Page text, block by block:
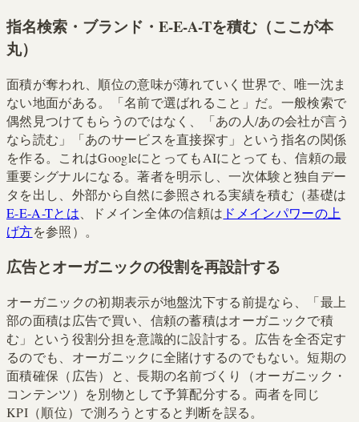
指名検索・ブランド・E-E-A-Tを積む（ここが本
丸）
面積が奪われ、順位の意味が薄れていく世界で、唯一沈ま
ない地面がある。「名前で選ばれること」だ。一般検索で
偶然見つけてもらうのではなく、「あの人/あの会社が言う
なら読む」「あのサービスを直接探す」という指名の関係
を作る。これはGoogleにとってもAIにとっても、信頼の最
重要シグナルになる。著者を明示し、一次体験と独自デー
タを出し、外部から自然に参照される実績を積む（基礎は
E-E-A-Tとは 、ドメイン全体の信頼は ドメインパワーの上
げ方を参照）。
広告とオーガニックの役割を再設計する
オーガニックの初期表示が地盤沈下する前提なら、「最上
部の面積は広告で買い、信頼の蓄積はオーガニックで積
む」という役割分担を意識的に設計する。広告を全否定す
るのでも、オーガニックに全賭けするのでもない。短期の
面積確保（広告）と、長期の名前づくり（オーガニック・
コンテンツ）を別物として予算配分する。両者を同じ
KPI（順位）で測ろうとすると判断を誤る。